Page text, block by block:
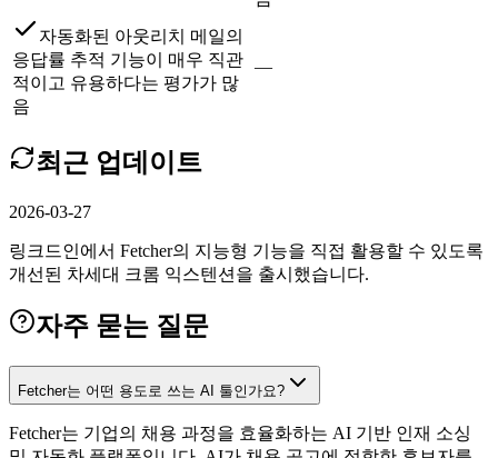
자동화된 아웃리치 메일의
응답률 추적 기능이 매우 직관
적이고 유용하다는 평가가 많
음
—
최근 업데이트
2026-03-27
링크드인에서 Fetcher의 지능형 기능을 직접 활용할 수 있도록
개선된 차세대 크롬 익스텐션을 출시했습니다.
자주 묻는 질문
Fetcher는 어떤 용도로 쓰는 AI 툴인가요?
Fetcher는 기업의 채용 과정을 효율화하는 AI 기반 인재 소싱